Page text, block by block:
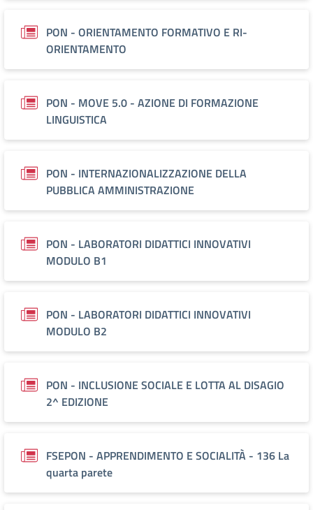
PON - ORIENTAMENTO FORMATIVO E RI-
ORIENTAMENTO
PON - MOVE 5.0 - AZIONE DI FORMAZIONE
LINGUISTICA
PON - INTERNAZIONALIZZAZIONE DELLA
PUBBLICA AMMINISTRAZIONE
PON - LABORATORI DIDATTICI INNOVATIVI
MODULO B1
PON - LABORATORI DIDATTICI INNOVATIVI
MODULO B2
PON - INCLUSIONE SOCIALE E LOTTA AL DISAGIO
2^ EDIZIONE
FSEPON - APPRENDIMENTO E SOCIALITÀ - 136 La
quarta parete